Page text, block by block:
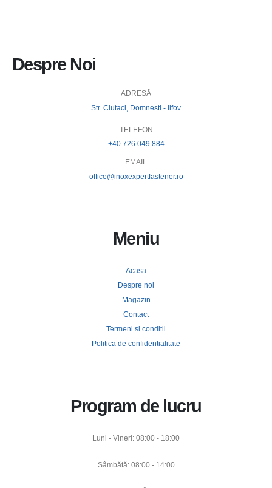
Despre Noi
ADRESĂ
Str. Ciutaci, Domnesti - Ilfov
TELEFON
+40 726 049 884
EMAIL
office@inoxexpertfastener.ro
Meniu
Acasa
Despre noi
Magazin
Contact
Termeni si conditii
Politica de confidentialitate
Program de lucru
Luni - Vineri: 08:00 - 18:00
Sâmbătă: 08:00 - 14:00